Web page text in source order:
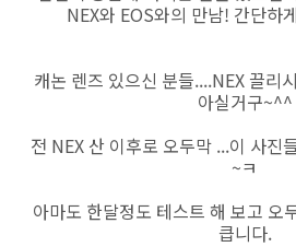
NEX와 EOS와의 만남! 간단하
캐논 렌즈 있으신 분들....NEX 끌리
아실거구~^^
전 NEX 산 이후로 오두막 ...이 사진
~ㅋ
아마도 한달정도 테스트 해 보고 오
큽니다.